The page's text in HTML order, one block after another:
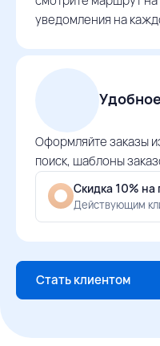
уведомления на
Оформляйте заказы
поиск, шаблоны
Скидка 10% на
Действующим
Стать клиентом